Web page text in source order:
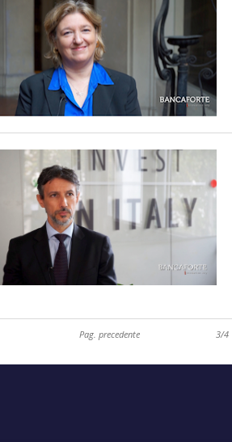
Pag. precedente 3/4